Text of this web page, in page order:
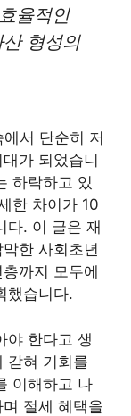
율적인
형성의
서 단순히 저
가 되었습니
하락하고 있
한 차이가 10
다. 이 글은 재
한 사회초년
까지 모두에
했습니다.
야 한다고 생
갇혀 기회를
이해하고 나
절세 혜택을